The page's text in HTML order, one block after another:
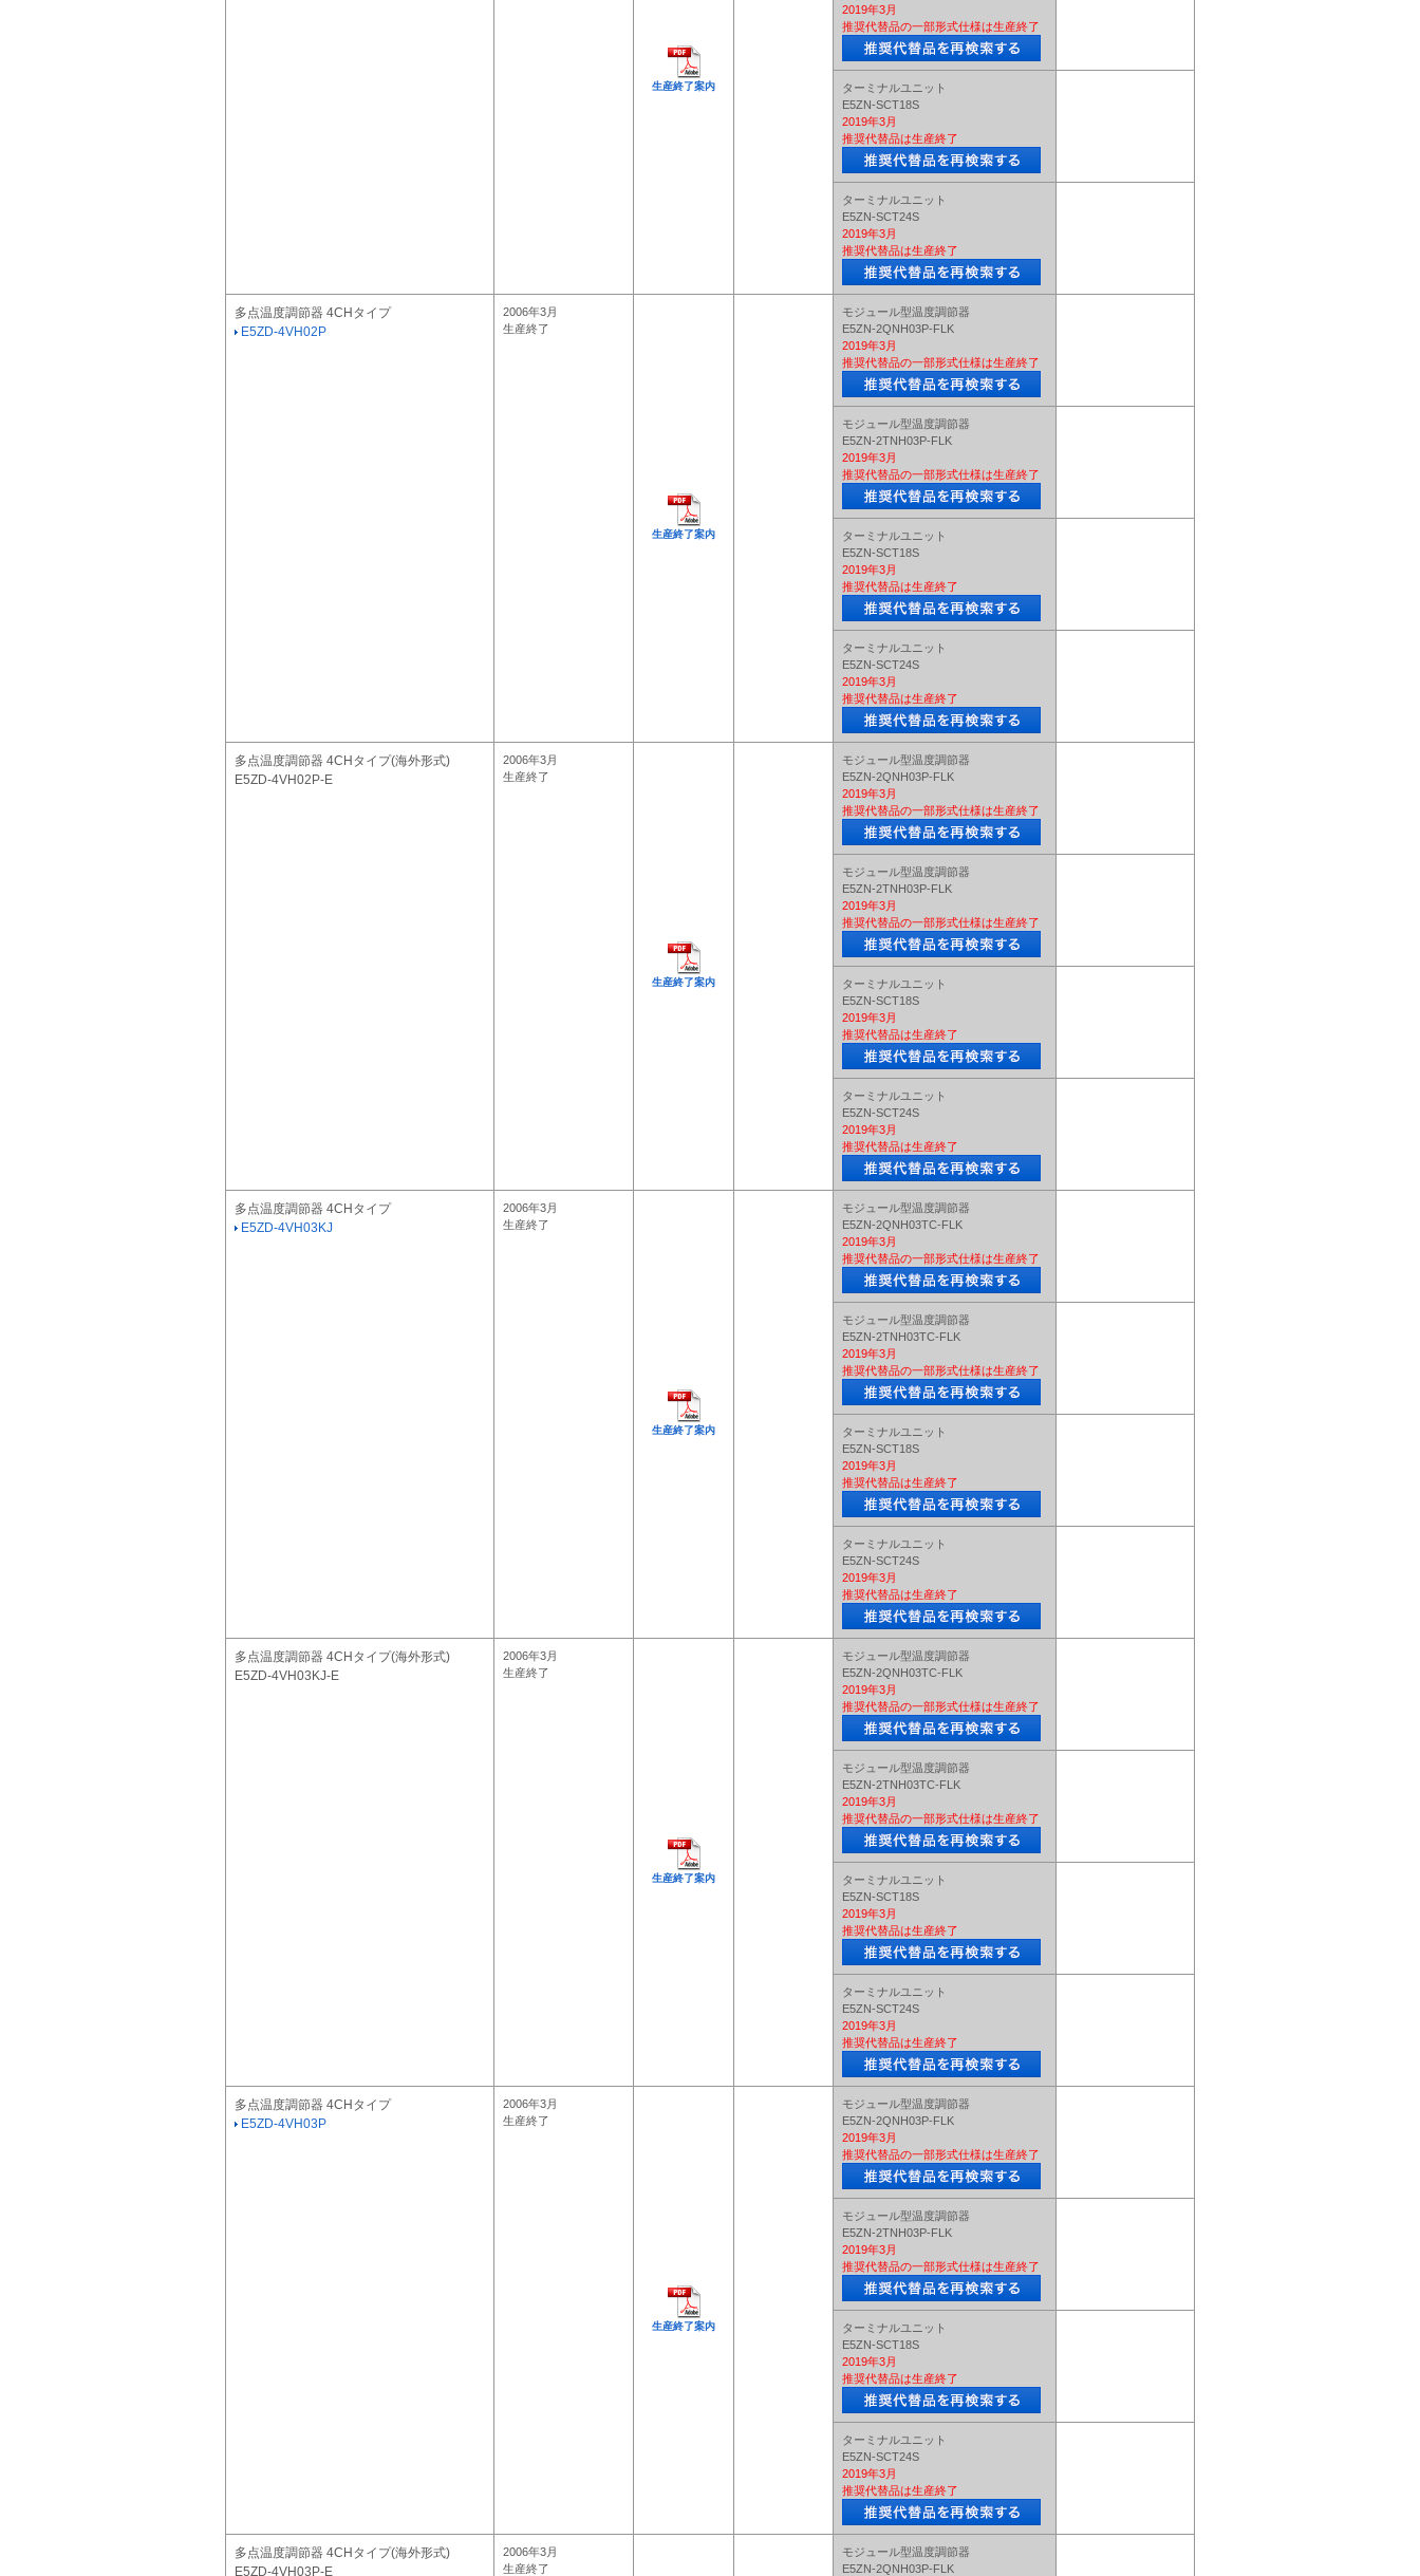
生産終了案内
2019年3月
推奨代替品の一部形式仕様は生産終了
ターミナルユニット
E5ZN-SCT18S
2019年3月
推奨代替品は生産終了
ターミナルユニット
E5ZN-SCT24S
2019年3月
推奨代替品は生産終了
多点温度調節器 4CHタイプ
E5ZD-4VH02P
2006年3月
生産終了
生産終了案内
モジュール型温度調節器
E5ZN-2QNH03P-FLK
2019年3月
推奨代替品の一部形式仕様は生産終了
モジュール型温度調節器
E5ZN-2TNH03P-FLK
2019年3月
推奨代替品の一部形式仕様は生産終了
ターミナルユニット
E5ZN-SCT18S
2019年3月
推奨代替品は生産終了
ターミナルユニット
E5ZN-SCT24S
2019年3月
推奨代替品は生産終了
多点温度調節器 4CHタイプ(海外形式)
E5ZD-4VH02P-E
2006年3月
生産終了
生産終了案内
モジュール型温度調節器
E5ZN-2QNH03P-FLK
2019年3月
推奨代替品の一部形式仕様は生産終了
モジュール型温度調節器
E5ZN-2TNH03P-FLK
2019年3月
推奨代替品の一部形式仕様は生産終了
ターミナルユニット
E5ZN-SCT18S
2019年3月
推奨代替品は生産終了
ターミナルユニット
E5ZN-SCT24S
2019年3月
推奨代替品は生産終了
多点温度調節器 4CHタイプ
E5ZD-4VH03KJ
2006年3月
生産終了
生産終了案内
モジュール型温度調節器
E5ZN-2QNH03TC-FLK
2019年3月
推奨代替品の一部形式仕様は生産終了
モジュール型温度調節器
E5ZN-2TNH03TC-FLK
2019年3月
推奨代替品の一部形式仕様は生産終了
ターミナルユニット
E5ZN-SCT18S
2019年3月
推奨代替品は生産終了
ターミナルユニット
E5ZN-SCT24S
2019年3月
推奨代替品は生産終了
多点温度調節器 4CHタイプ(海外形式)
E5ZD-4VH03KJ-E
2006年3月
生産終了
生産終了案内
モジュール型温度調節器
E5ZN-2QNH03TC-FLK
2019年3月
推奨代替品の一部形式仕様は生産終了
モジュール型温度調節器
E5ZN-2TNH03TC-FLK
2019年3月
推奨代替品の一部形式仕様は生産終了
ターミナルユニット
E5ZN-SCT18S
2019年3月
推奨代替品は生産終了
ターミナルユニット
E5ZN-SCT24S
2019年3月
推奨代替品は生産終了
多点温度調節器 4CHタイプ
E5ZD-4VH03P
2006年3月
生産終了
生産終了案内
モジュール型温度調節器
E5ZN-2QNH03P-FLK
2019年3月
推奨代替品の一部形式仕様は生産終了
モジュール型温度調節器
E5ZN-2TNH03P-FLK
2019年3月
推奨代替品の一部形式仕様は生産終了
ターミナルユニット
E5ZN-SCT18S
2019年3月
推奨代替品は生産終了
ターミナルユニット
E5ZN-SCT24S
2019年3月
推奨代替品は生産終了
多点温度調節器 4CHタイプ(海外形式)
E5ZD-4VH03P-E
2006年3月
生産終了
モジュール型温度調節器
E5ZN-2QNH03P-FLK